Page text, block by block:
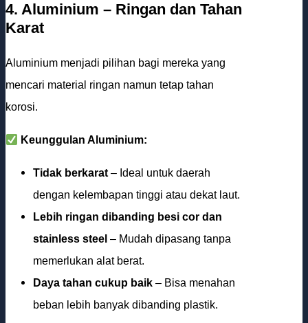
4. Aluminium – Ringan dan Tahan
Karat
Aluminium menjadi pilihan bagi mereka yang
mencari material ringan namun tetap tahan
korosi.
Keunggulan Aluminium:
Tidak berkarat– Ideal untuk daerah
dengan kelembapan tinggi atau dekat laut.
Lebih ringan dibanding besi cor dan
stainless steel – Mudah dipasang tanpa
memerlukan alat berat.
Daya tahan cukup baik – Bisa menahan
beban lebih banyak dibanding plastik.